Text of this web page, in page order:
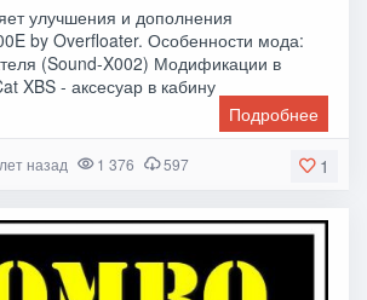
улучшения и дополнения
by Overfloater. Особенности мода:
(Sound-X002) Модификации в
XBS - аксесуар в кабину
Подробнее
1
назад 1 376 597